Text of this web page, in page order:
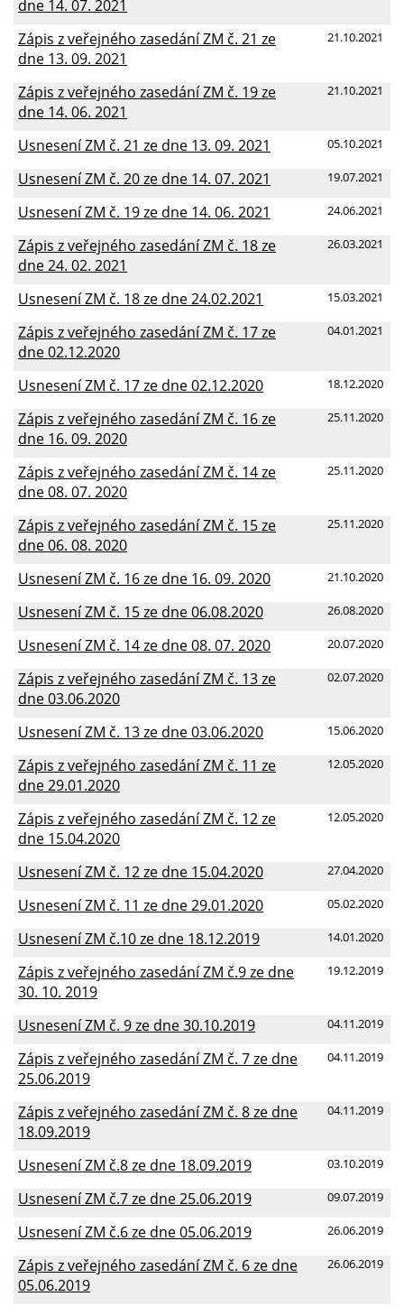
dne 14. 07. 2021
21.10.2021
Zápis z veřejného zasedání ZM č. 21 ze
dne 13. 09. 2021
21.10.2021
Zápis z veřejného zasedání ZM č. 19 ze
dne 14. 06. 2021
05.10.2021
Usnesení ZM č. 21 ze dne 13. 09. 2021
19.07.2021
Usnesení ZM č. 20 ze dne 14. 07. 2021
24.06.2021
Usnesení ZM č. 19 ze dne 14. 06. 2021
26.03.2021
Zápis z veřejného zasedání ZM č. 18 ze
dne 24. 02. 2021
15.03.2021
Usnesení ZM č. 18 ze dne 24.02.2021
04.01.2021
Zápis z veřejného zasedání ZM č. 17 ze
dne 02.12.2020
18.12.2020
Usnesení ZM č. 17 ze dne 02.12.2020
25.11.2020
Zápis z veřejného zasedání ZM č. 16 ze
dne 16. 09. 2020
25.11.2020
Zápis z veřejného zasedání ZM č. 14 ze
dne 08. 07. 2020
25.11.2020
Zápis z veřejného zasedání ZM č. 15 ze
dne 06. 08. 2020
21.10.2020
Usnesení ZM č. 16 ze dne 16. 09. 2020
26.08.2020
Usnesení ZM č. 15 ze dne 06.08.2020
20.07.2020
Usnesení ZM č. 14 ze dne 08. 07. 2020
02.07.2020
Zápis z veřejného zasedání ZM č. 13 ze
dne 03.06.2020
15.06.2020
Usnesení ZM č. 13 ze dne 03.06.2020
12.05.2020
Zápis z veřejného zasedání ZM č. 11 ze
dne 29.01.2020
12.05.2020
Zápis z veřejného zasedání ZM č. 12 ze
dne 15.04.2020
27.04.2020
Usnesení ZM č. 12 ze dne 15.04.2020
05.02.2020
Usnesení ZM č. 11 ze dne 29.01.2020
14.01.2020
Usnesení ZM č.10 ze dne 18.12.2019
19.12.2019
Zápis z veřejného zasedání ZM č.9 ze dne
30. 10. 2019
04.11.2019
Usnesení ZM č. 9 ze dne 30.10.2019
04.11.2019
Zápis z veřejného zasedání ZM č. 7 ze dne
25.06.2019
04.11.2019
Zápis z veřejného zasedání ZM č. 8 ze dne
18.09.2019
03.10.2019
Usnesení ZM č.8 ze dne 18.09.2019
09.07.2019
Usnesení ZM č.7 ze dne 25.06.2019
26.06.2019
Usnesení ZM č.6 ze dne 05.06.2019
26.06.2019
Zápis z veřejného zasedání ZM č. 6 ze dne
05.06.2019